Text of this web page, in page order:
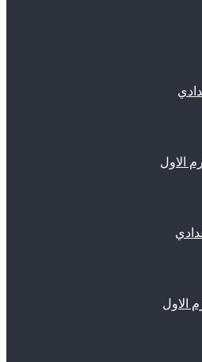
الاول
الاول